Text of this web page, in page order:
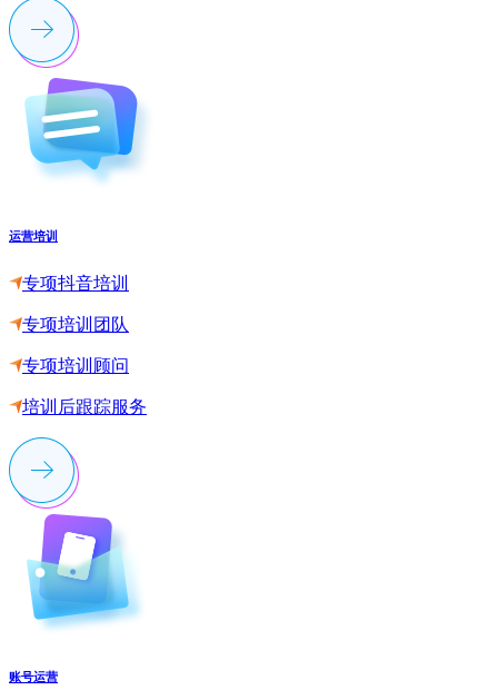
运营培训
专项抖音培训
专项培训团队
专项培训顾问
培训后跟踪服务
账号运营